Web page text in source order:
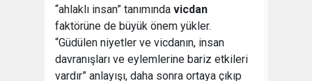
“ahlaklı insan” tanımında vicdan
faktörüne de büyük önem yükler.
“Güdülen niyetler ve vicdanın, insan
davranışları ve eylemlerine bariz etkileri
vardır” anlayışı, daha sonra ortaya çıkıp